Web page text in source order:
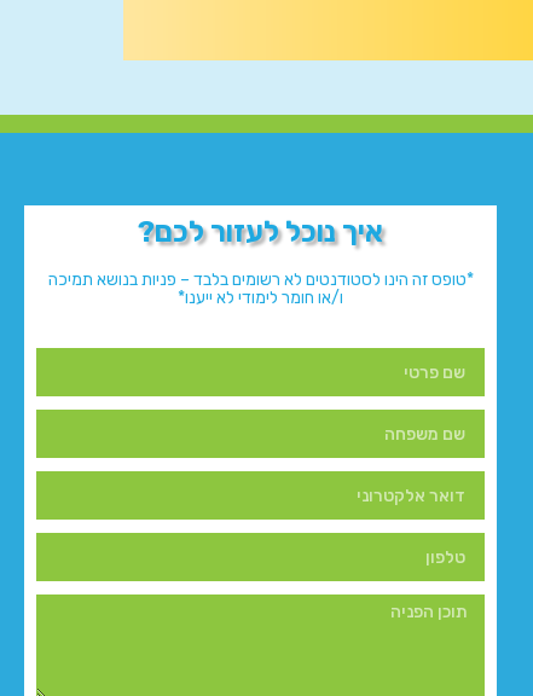
איך נוכל לעזור לכם?
*טופס זה הינו לסטודנטים לא רשומים בלבד – פניות בנושא תמיכה
ו/או חומר לימודי לא ייענו*